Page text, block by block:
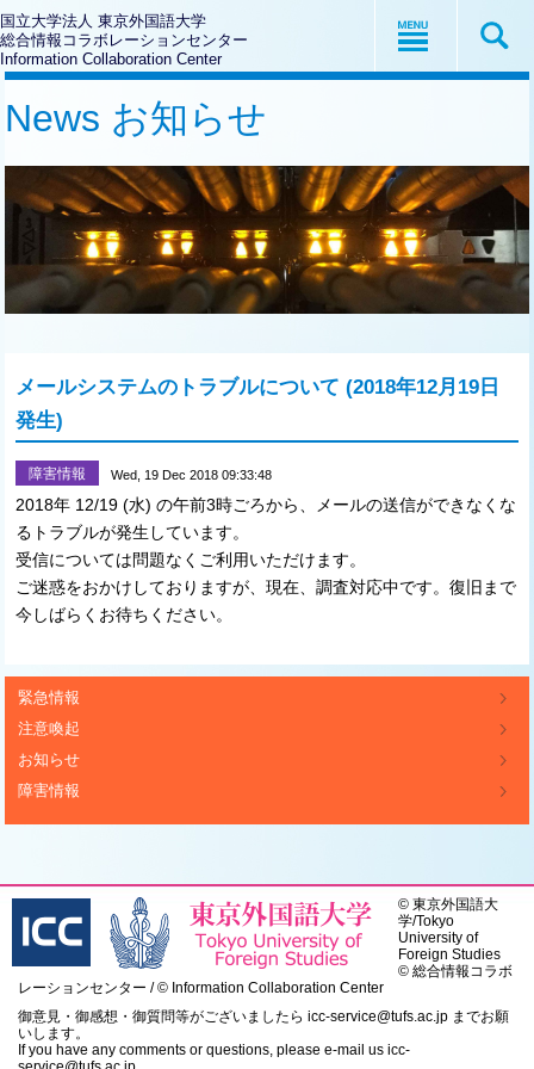
国立大学法人 東京外国語大学
総合情報コラボレーションセンター
Information Collaboration Center
News お知らせ
メールシステムのトラブルについて (2018年12月19日
発生)
障害情報 Wed, 19 Dec 2018 09:33:48
2018年 12/19 (水) の午前3時ごろから、メールの送信ができなくな
るトラブルが発生しています。
受信については問題なくご利用いただけます。
ご迷惑をおかけしておりますが、現在、調査対応中です。復旧まで
今しばらくお待ちください。
緊急情報
注意喚起
お知らせ
障害情報
©東京外国語大
学/Tokyo
University of
Foreign Studies
© 総合情報コラボ
レーションセンター / © Information Collaboration Center
御意見・御感想・御質問等がございましたらicc-service@tufs.ac.jp までお願
いします。
If you have any comments or questions, please e-mail usicc-